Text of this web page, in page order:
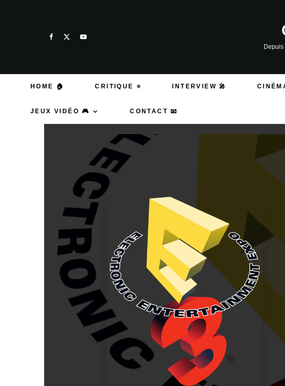
HOME 🏠 CRITIQUE ⭐ INTERVIEW 🎤
JEUX VIDÉO 🎮 CONTACT 📧